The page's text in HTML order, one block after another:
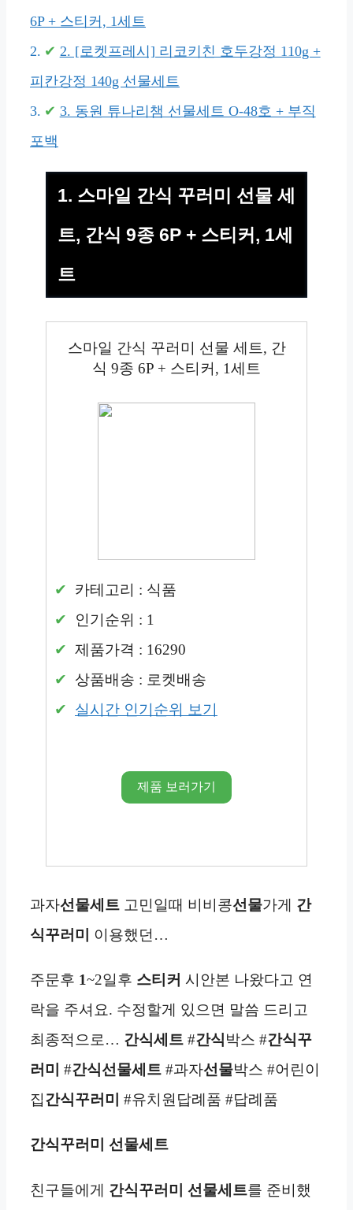
6P + 스티커, 1세트
2. [로켓프레시] 리코키친 호두강정 110g +
피칸강정 140g 선물세트
3. 동원 튜나리챔 선물세트 O-48호 + 부직
포백
1. 스마일 간식 꾸러미 선물 세
트, 간식 9종 6P + 스티커, 1세
트
스마일 간식 꾸러미 선물 세트, 간
식 9종 6P + 스티커, 1세트
카테고리 : 식품
인기순위 : 1
제품가격 : 16290
상품배송 : 로켓배송
실시간 인기순위 보기
제품 보러가기
과자선물세트 고민일때 비비콩선물가게 간
식꾸러미
이용했던…
주문후 1~2일후 스티커 시안본 나왔다고 연
락을 주셔요. 수정할게 있으면 말씀 드리고
최종적으로… 간식세트 #간식박스 #간식꾸
러미
#간식선물세트 #과자선물박스 #어린이
집간식꾸러미 #유치원답례품 #답례품
간식꾸러미 선물세트
친구들에게 간식꾸러미 선물세트를 준비했